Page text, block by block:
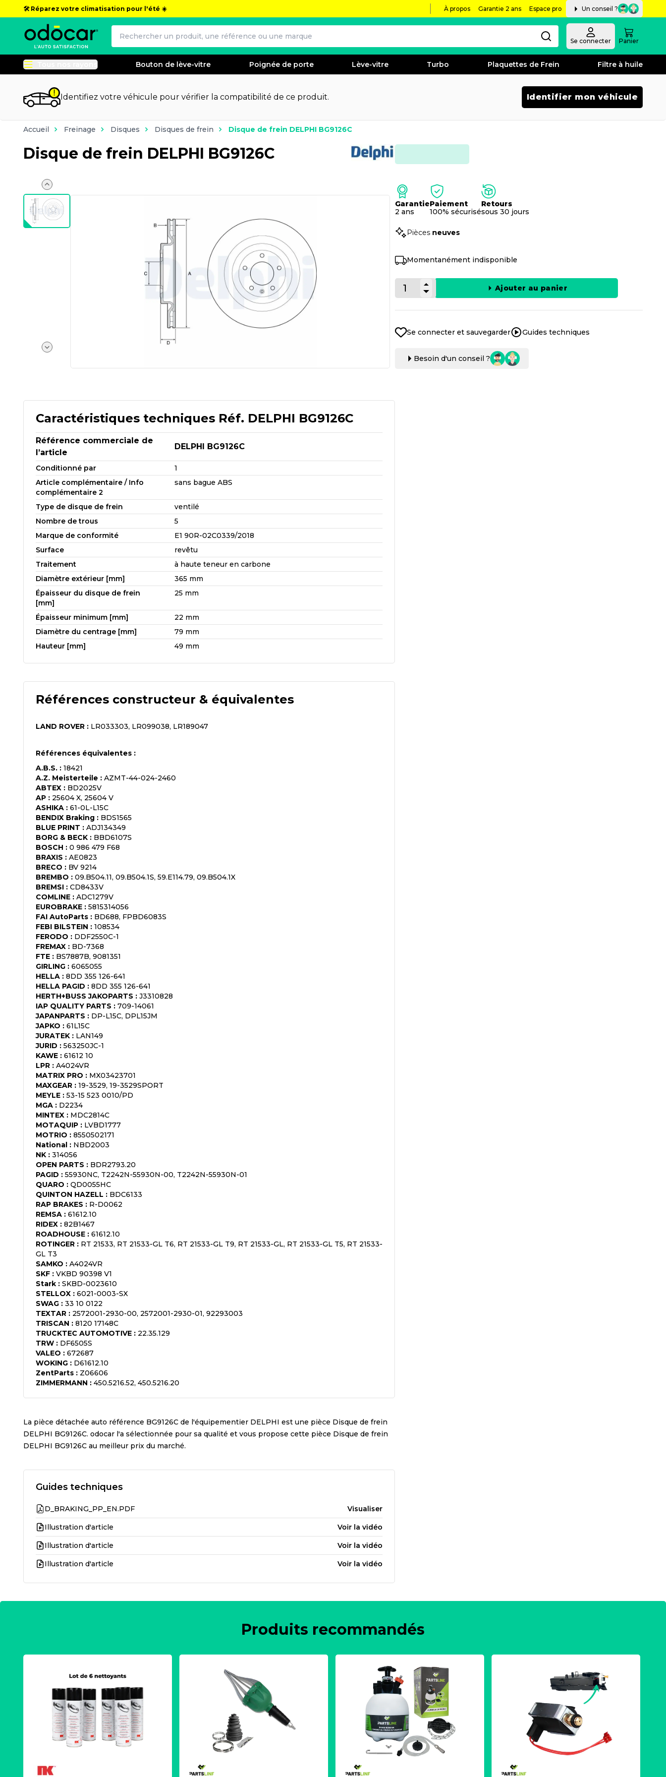
🛠️ Réparez votre climatisation pour l'été ☀️ À propos Garantie 2 ans Espace pro Un conseil ?
Se connecter Panier
Tous nos rayons Bouton de lève-vitre Poignée de porte Lève-vitre Turbo Plaquettes de Frein Filtre à huile
Identifiez votre véhicule pour vérifier la compatibilité de ce produit. Identifier mon véhicule
Accueil Freinage Disques Disques de frein Disque de frein DELPHI BG9126C
Disque de frein DELPHI BG9126C
Caractéristiques techniques Réf. DELPHI BG9126C
Référence commerciale de
l’article
DELPHI BG9126C
Conditionné par
1
Article complémentaire / Info
complémentaire 2
sans bague ABS
Type de disque de frein
ventilé
Nombre de trous
5
Marque de conformité
E1 90R-02C0339/2018
Surface
revêtu
Traitement
à haute teneur en carbone
Diamètre extérieur [mm]
365 mm
Épaisseur du disque de frein
[mm]
25 mm
Épaisseur minimum [mm]
22 mm
Diamètre du centrage [mm]
79 mm
Hauteur [mm]
49 mm
Références constructeur & équivalentes
LAND ROVER : LR033303, LR099038, LR189047
Références équivalentes :
A.B.S. : 18421
A.Z. Meisterteile : AZMT-44-024-2460
ABTEX : BD2025V
AP : 25604 X, 25604 V
ASHIKA : 61-0L-L15C
BENDIX Braking : BDS1565
BLUE PRINT : ADJ134349
BORG & BECK : BBD6107S
BOSCH : 0 986 479 F68
BRAXIS : AE0823
BRECO : BV 9214
BREMBO : 09.B504.11, 09.B504.1S, 59.E114.79, 09.B504.1X
BREMSI : CD8433V
COMLINE : ADC1279V
EUROBRAKE : 5815314056
FAI AutoParts : BD688, FPBD6083S
FEBI BILSTEIN : 108534
FERODO : DDF2550C-1
FREMAX : BD-7368
FTE : BS7887B, 9081351
GIRLING : 6065055
HELLA : 8DD 355 126-641
HELLA PAGID : 8DD 355 126-641
HERTH+BUSS JAKOPARTS : J3310828
IAP QUALITY PARTS : 709-14061
JAPANPARTS : DP-L15C, DPL15JM
JAPKO : 61L15C
JURATEK : LAN149
JURID : 563250JC-1
KAWE : 61612 10
LPR : A4024VR
MATRIX PRO : MX03423701
MAXGEAR : 19-3529, 19-3529SPORT
MEYLE : 53-15 523 0010/PD
MGA : D2234
MINTEX : MDC2814C
MOTAQUIP : LVBD1777
MOTRIO : 8550502171
National : NBD2003
NK : 314056
OPEN PARTS : BDR2793.20
PAGID : 55930NC, T2242N-55930N-00, T2242N-55930N-01
QUARO : QD0055HC
QUINTON HAZELL : BDC6133
RAP BRAKES : R-D0062
REMSA : 61612.10
RIDEX : 82B1467
ROADHOUSE : 61612.10
ROTINGER : RT 21533, RT 21533-GL T6, RT 21533-GL T9, RT 21533-GL, RT 21533-GL T5, RT 21533-
GL T3
SAMKO : A4024VR
SKF : VKBD 90398 V1
Stark : SKBD-0023610
STELLOX : 6021-0003-SX
SWAG : 33 10 0122
TEXTAR : 2572001-2930-00, 2572001-2930-01, 92293003
TRISCAN : 8120 17148C
TRUCKTEC AUTOMOTIVE : 22.35.129
TRW : DF6505S
VALEO : 672687
WOKING : D61612.10
ZentParts : Z06606
ZIMMERMANN : 450.5216.52, 450.5216.20
La pièce détachée auto référence BG9126C de l'équipementier DELPHI est une pièce Disque de frein
DELPHI BG9126C. odocar l'a sélectionnée pour sa qualité et vous propose cette pièce Disque de frein
DELPHI BG9126C au meilleur prix du marché.
Guides techniques
D_BRAKING_PP_EN.PDF Visualiser
Illustration d'article Voir la vidéo
Illustration d'article Voir la vidéo
Illustration d'article Voir la vidéo
Garantie
2 ans
Paiement
100% sécurisé
Retours
sous 30 jours
Pièces neuves
Momentanément indisponible
Ajouter au panier
Se connecter et sauvegarder Guides techniques
Besoin d'un conseil ?
Produits recommandés